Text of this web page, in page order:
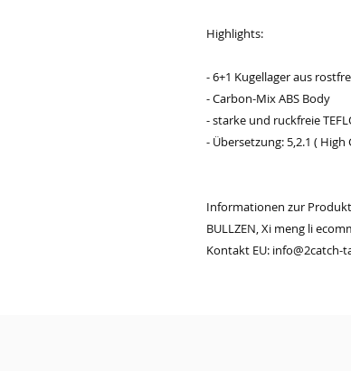
Highlights:
- 6+1 Kugellager aus
- Carbon-Mix ABS Body
- starke und ruckfreie
- Übersetzung: 5,2.1 (
Informationen zur
BULLZEN, Xi meng li
Kontakt EU: info@2catch-